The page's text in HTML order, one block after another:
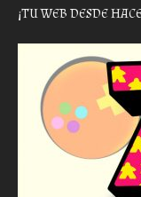
¡TU WEB DESDE